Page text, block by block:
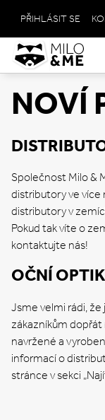
META
NAVIGATION
PŘIHLÁSIT SE
NOVÍ
Společnost Milo &
distributory ve více
distributory v
Pokud tak víte o
kontaktujte nás!
OČNÍ
Jsme velmi rádi,
zákazníkům dopřát
navržené a
informací o
stránce v sekci